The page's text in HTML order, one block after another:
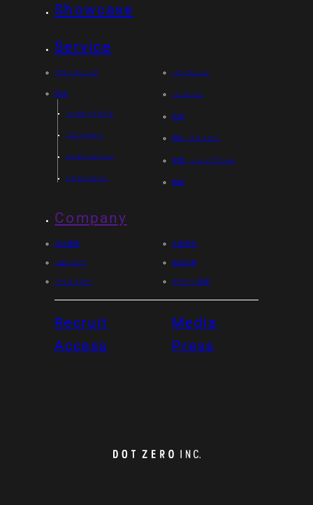
Showcase
Service
ブランディング パンフレット
Web
コーポレートサイト
ブランドサイト
ランディングページ
リクルートサイト
パッケージ
広告
DM・フライヤー
空間・ショップツール
動画
Company
会社概要 企業理念
ごあいさつ 会社沿革
クリエイター デザイン領域
Recruit
Media
Access
Press